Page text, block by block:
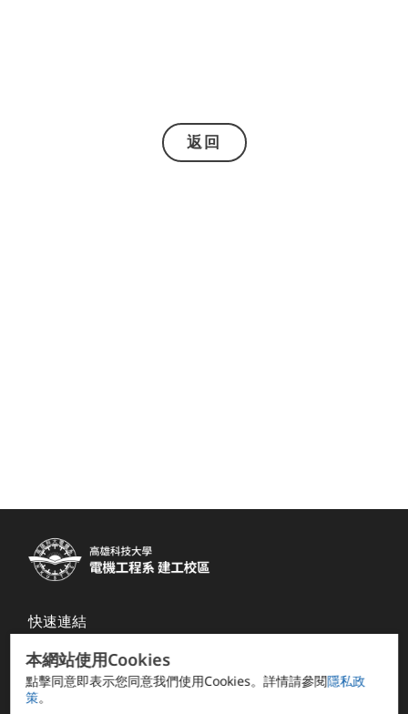
返回
快速連結
系友會 FB
電資學院
計網中心
本網站使用Cookies
點擊同意即表示您同意我們使用Cookies。詳情請參閱隱私政
策。